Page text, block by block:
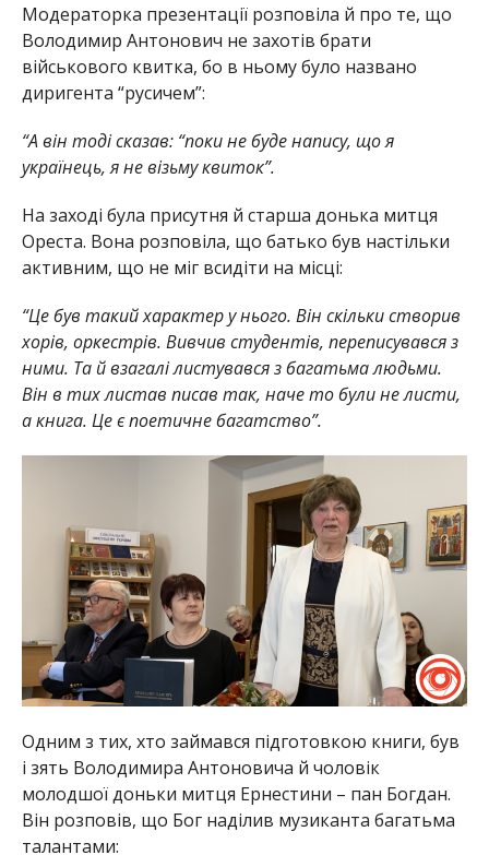
Модераторка презентації розповіла й про те, що
Володимир Антонович не захотів брати
військового квитка, бо в ньому було названо
диригента “русичем”:
“А він тоді сказав: “поки не буде напису, що я
українець, я не візьму квиток”.
На заході була присутня й старша донька митця
Ореста. Вона розповіла, що батько був настільки
активним, що не міг всидіти на місці:
“Це був такий характер у нього. Він скільки створив
хорів, оркестрів. Вивчив студентів, переписувався з
ними. Та й взагалі листувався з багатьма людьми.
Він в тих листав писав так, наче то були не листи,
а книга. Це є поетичне багатство”.
Одним з тих, хто займався підготовкою книги, був
і зять Володимира Антоновича й чоловік
молодшої доньки митця Ернестини – пан Богдан.
Він розповів, що Бог наділив музиканта багатьма
талантами: